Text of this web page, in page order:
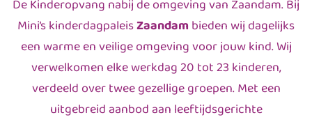
De Kinderopvang nabij de omgeving van Zaandam. Bij
Mini’s kinderdagpaleisZaandam bieden wij dagelijks
een warme en veilige omgeving voor jouw kind. Wij
verwelkomen elke werkdag 20 tot 23 kinderen,
verdeeld over twee gezellige groepen. Met een
uitgebreid aanbod aan leeftijdsgerichte